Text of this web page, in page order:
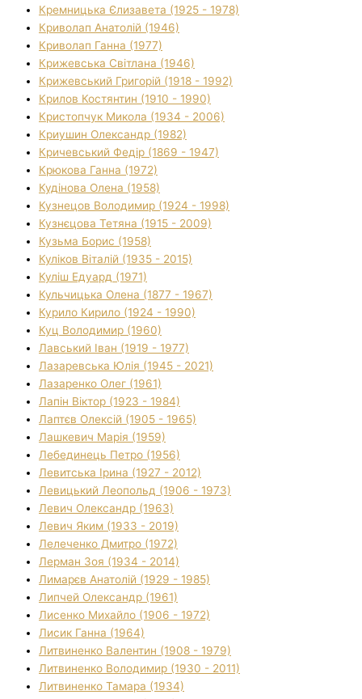
Кремницька Єлизавета (1925 - 1978)
Криволап Анатолій (1946)
Криволап Ганна (1977)
Крижевська Світлана (1946)
Крижевський Григорій (1918 - 1992)
Крилов Костянтин (1910 - 1990)
Кристопчук Микола (1934 - 2006)
Криушин Олександр (1982)
Кричевський Федір (1869 - 1947)
Крюкова Ганна (1972)
Кудінова Олена (1958)
Кузнецов Володимир (1924 - 1998)
Кузнєцова Тетяна (1915 - 2009)
Кузьма Борис (1958)
Куліков Віталій (1935 - 2015)
Куліш Едуард (1971)
Кульчицька Олена (1877 - 1967)
Курило Кирило (1924 - 1990)
Куц Володимир (1960)
Лавський Іван (1919 - 1977)
Лазаревська Юлія (1945 - 2021)
Лазаренко Олег (1961)
Лапін Віктор (1923 - 1984)
Лаптєв Олексій (1905 - 1965)
Лашкевич Марія (1959)
Лебединець Петро (1956)
Левитська Ірина (1927 - 2012)
Левицький Леопольд (1906 - 1973)
Левич Олександр (1963)
Левич Яким (1933 - 2019)
Лелеченко Дмитро (1972)
Лерман Зоя (1934 - 2014)
Лимарєв Анатолій (1929 - 1985)
Липчей Олександр (1961)
Лисенко Михайло (1906 - 1972)
Лисик Ганна (1964)
Литвиненко Валентин (1908 - 1979)
Литвиненко Володимир (1930 - 2011)
Литвиненко Тамара (1934)